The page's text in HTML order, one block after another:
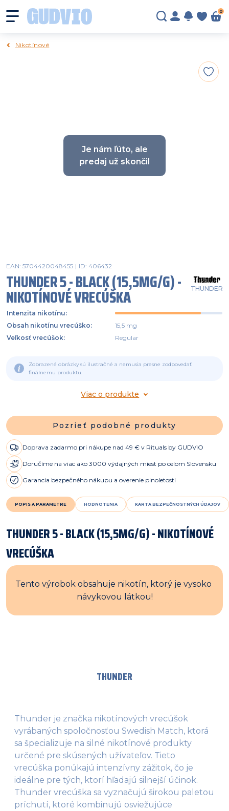
0
Nikotínové
Je nám ľúto, ale
predaj už skončil
EAN: 5704420048455 | ID: 406432
THUNDER 5 - BLACK (15,5MG/G) -
NIKOTÍNOVÉ VRECÚŠKA THUNDER
Intenzita nikotínu:
Obsah nikotínu vrecúško:
15,5 mg
Veľkosť vrecúšok: Regular
Zobrazené obrázky sú ilustračné a nemusia presne zodpovedať
finálnemu produktu.
Viac o produkte
Pozrieť podobné produkty
Doprava zadarmo pri nákupe nad 49 € v Rituals by GUDVIO
Doručíme na viac ako 3000 výdajných miest po celom Slovensku
Garancia bezpečného nákupu a overenie plnoletosti
POPIS A PARAMETRE HODNOTENIA KARTA BEZPEČNOSTNÝCH ÚDAJOV
THUNDER 5 - BLACK (15,5MG/G) - NIKOTÍNOVÉ
VRECÚŠKA
Tento výrobok obsahuje nikotín, ktorý je vysoko
návykovou látkou!
THUNDER
Thunder je značka nikotínových vrecúšok
vyrábaných spoločnosťou Swedish Match, ktorá
sa špecializuje na silné nikotínové produkty
určené pre skúsených užívateľov. Tieto
vrecúška ponúkajú intenzívny zážitok, čo je
ideálne pre tých, ktorí hľadajú silnejší účinok.
Thunder vrecúška sa vyznačujú širokou paletou
príchutí, ktoré kombinujú osviežujúce